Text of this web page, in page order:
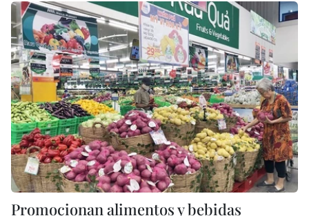
Promocionan alimentos y bebidas